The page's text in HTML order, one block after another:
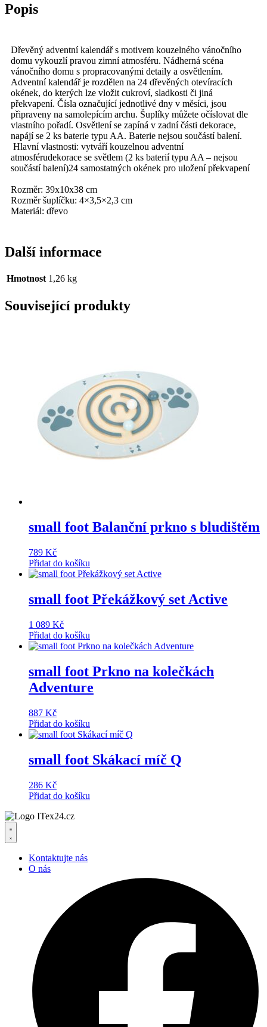
Popis
Dřevěný adventní kalendář s motivem kouzelného vánočního
domu vykouzlí pravou zimní atmosféru. Nádherná scéna
vánočního domu s propracovanými detaily a osvětlením.
Adventní kalendář je rozdělen na 24 dřevěných otevíracích
okének, do kterých lze vložit cukroví, sladkosti či jiná
překvapení. Čísla označující jednotlivé dny v měsíci, jsou
připraveny na samolepícím archu. Šuplíky můžete očíslovat dle
vlastního pořadí. Osvětlení se zapíná v zadní části dekorace,
napájí se 2 ks baterie typu AA. Baterie nejsou součástí balení.
Hlavní vlastnosti: vytváří kouzelnou adventní
atmosférudekorace se světlem (2 ks baterií typu AA – nejsou
součástí balení)24 samostatných okének pro uložení překvapení
Rozměr: 39x10x38 cm
Rozměr šuplíčku: 4×3,5×2,3 cm
Materiál: dřevo
Další informace
Hmotnost 1,26 kg
Související produkty
small foot Balanční prkno s bludištěm
789 Kč
Přidat do košíku
small foot Překážkový set Active
1 089 Kč
Přidat do košíku
small foot Prkno na kolečkách
Adventure
887 Kč
Přidat do košíku
small foot Skákací míč Q
286 Kč
Přidat do košíku
Kontaktujte nás
O nás